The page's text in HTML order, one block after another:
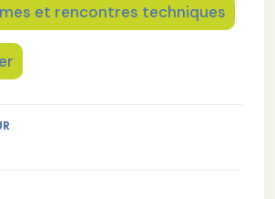
et rencontres techniques